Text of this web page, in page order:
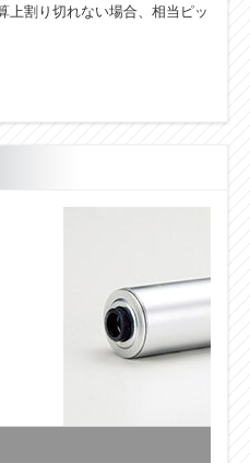
上割り切れない場合、相当ピッ